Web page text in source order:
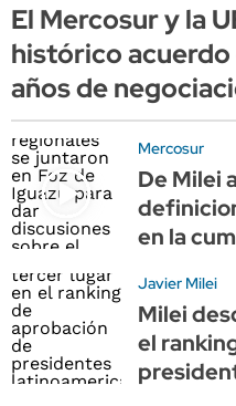
El Mercosur y la
histórico
años de
Mercosur
De Milei
en la
Javier Milei
Milei
el